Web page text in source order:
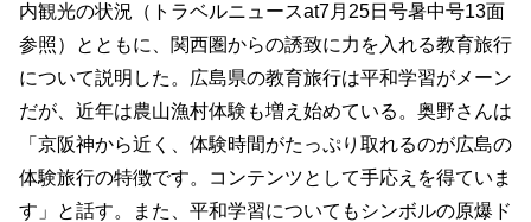
内観光の状況（トラベルニュースat7月25日号暑中号13面
参照）とともに、関西圏からの誘致に力を入れる教育旅行
について説明した。広島県の教育旅行は平和学習がメーン
だが、近年は農山漁村体験も増え始めている。奥野さんは
「京阪神から近く、体験時間がたっぷり取れるのが広島の
体験旅行の特徴です。コンテンツとして手応えを得ていま
す」と話す。また、平和学習についてもシンボルの原爆ド